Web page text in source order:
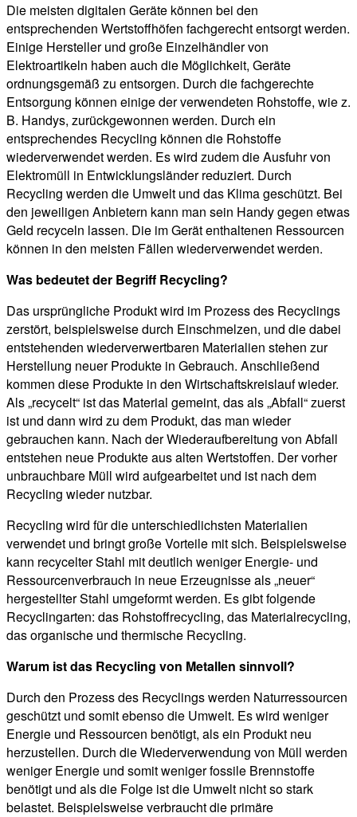
Die meisten digitalen Geräte können bei den
entsprechenden Wertstoffhöfen fachgerecht entsorgt werden.
Einige Hersteller und große Einzelhändler von
Elektroartikeln haben auch die Möglichkeit, Geräte
ordnungsgemäß zu entsorgen. Durch die fachgerechte
Entsorgung können einige der verwendeten Rohstoffe, wie z.
B. Handys, zurückgewonnen werden. Durch ein
entsprechendes Recycling können die Rohstoffe
wiederverwendet werden. Es wird zudem die Ausfuhr von
Elektromüll in Entwicklungsländer reduziert. Durch
Recycling werden die Umwelt und das Klima geschützt. Bei
den jeweiligen Anbietern kann man sein Handy gegen etwas
Geld recyceln lassen. Die im Gerät enthaltenen Ressourcen
können in den meisten Fällen wiederverwendet werden.
Was bedeutet der Begriff Recycling?
Das ursprüngliche Produkt wird im Prozess des Recyclings
zerstört, beispielsweise durch Einschmelzen, und die dabei
entstehenden wiederverwertbaren Materialien stehen zur
Herstellung neuer Produkte in Gebrauch. Anschließend
kommen diese Produkte in den Wirtschaftskreislauf wieder.
Als „recycelt“ ist das Material gemeint, das als „Abfall“ zuerst
ist und dann wird zu dem Produkt, das man wieder
gebrauchen kann. Nach der Wiederaufbereitung von Abfall
entstehen neue Produkte aus alten Wertstoffen. Der vorher
unbrauchbare Müll wird aufgearbeitet und ist nach dem
Recycling wieder nutzbar.
Recycling wird für die unterschiedlichsten Materialien
verwendet und bringt große Vorteile mit sich. Beispielsweise
kann recycelter Stahl mit deutlich weniger Energie- und
Ressourcenverbrauch in neue Erzeugnisse als „neuer“
hergestellter Stahl umgeformt werden. Es gibt folgende
Recyclingarten: das Rohstoffrecycling, das Materialrecycling,
das organische und thermische Recycling.
Warum ist das Recycling von Metallen sinnvoll?
Durch den Prozess des Recyclings werden Naturressourcen
geschützt und somit ebenso die Umwelt. Es wird weniger
Energie und Ressourcen benötigt, als ein Produkt neu
herzustellen. Durch die Wiederverwendung von Müll werden
weniger Energie und somit weniger fossile Brennstoffe
benötigt und als die Folge ist die Umwelt nicht so stark
belastet. Beispielsweise verbraucht die primäre